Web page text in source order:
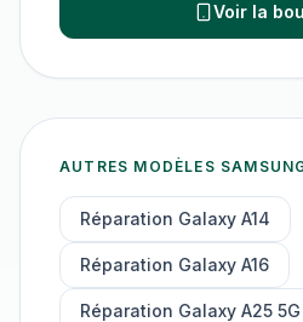
Voir la
AUTRES MODÈLES
Réparation Galaxy A14
Réparation Galaxy A16
Réparation Galaxy A25 5G